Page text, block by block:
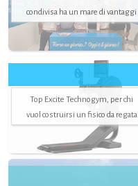
condivisa ha un mare di vantaggi
Top Excite Technogym, per chi
vuol costruirsi un fisico da regata